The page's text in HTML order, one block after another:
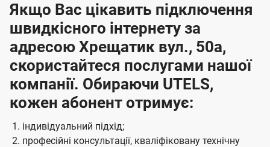
Якщо Вас цікавить підключення
швидкісного інтернету за
адресою Хрещатик вул., 50а,
скористайтеся послугами нашої
компанії. Обираючи UTELS,
кожен абонент отримує:
індивідуальний підхід;
професійні консультації, кваліфіковану технічну